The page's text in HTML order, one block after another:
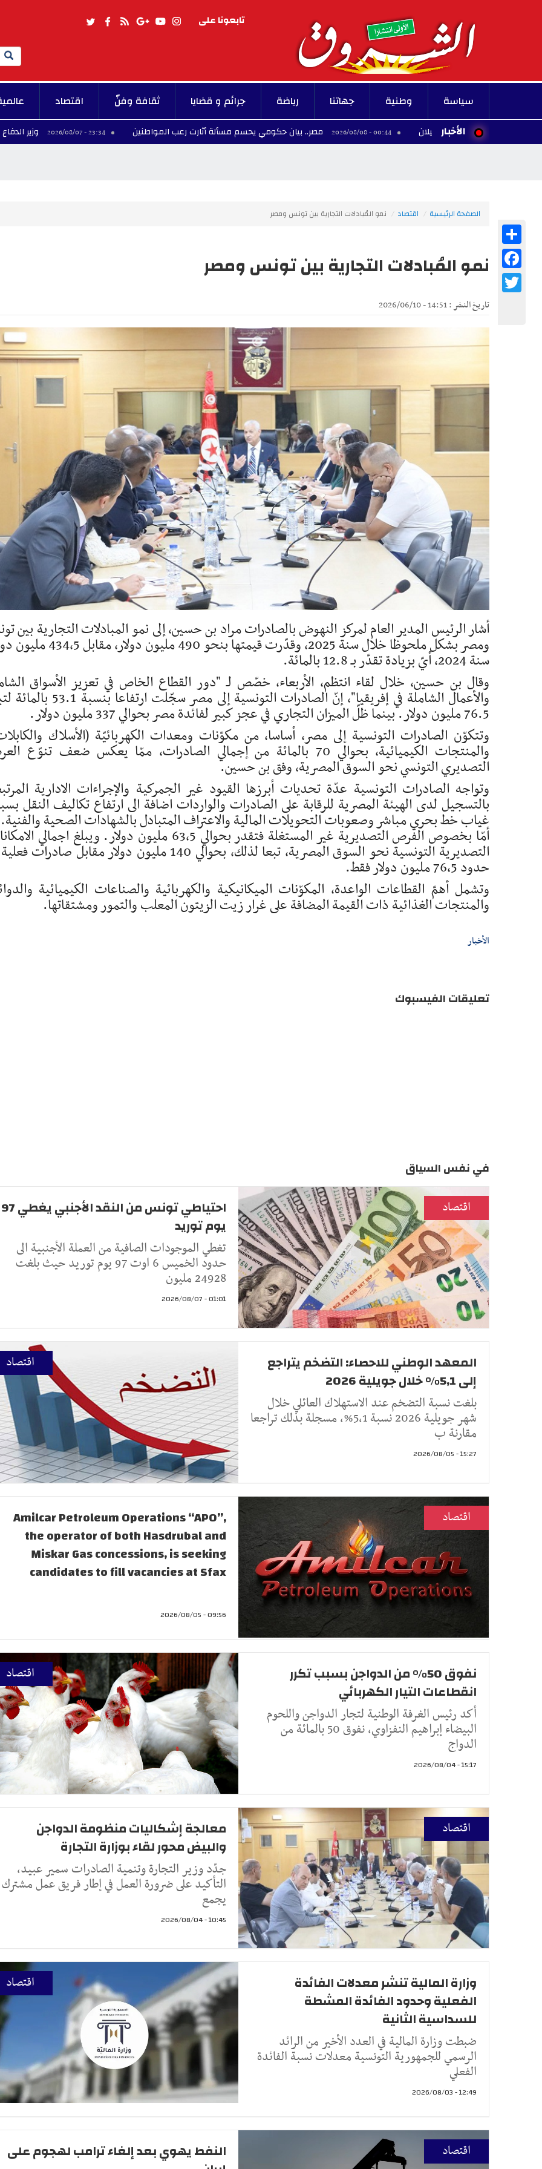
تابعونا على
Search
سياسة وطنية جهاتنا رياضة جرائم و قضايا ثقافة وفنّ اقتصاد
الأخبار
00:44 - 2026/08/08 مصر.. بيان حكومي يحسم مسألة أثارت رعب المواطنين 23:34 - 2026/08/07 وزير الدفاع يزور
الصفحة الرئيسية اقتصاد نمو المُبادلات التجارية بين تونس ومصر
نمو المُبادلات التجارية بين تونس ومصر
تاريخ النشر : 14:51 - 2026/06/10
أشار الرئيس المدير العام لمركز النهوض بالصادرات مراد بن حسين، إلى نمو المبادلات التجارية بين
ومصر بشكل ملحوظا خلال سنة 2025، وقدّرت قيمتها بنحو 490 مليون
سنة 2024، أيّ بزيادة تقدّر بـ 12.8 بالمائة.
وقال بن حسين، خلال لقاء انتظم، الأربعاء، خصّص لـ "دور القطاع الخاص في تعزيز الأسواق
والأعمال الشاملة في إفريقيا"، إنّ الصادرات التونسية إلى مصر سجّلت
76.5 مليون دولار. بينما ظلّ الميزان التجاري في عجز كبير لفائدة مصر بحوالي 337 مليون دولار.
وتتكوّن الصادرات التونسية إلى مصر، أساسا، من مكوّنات ومعدات الكهربائيّة (الأسلاك
والمنتجات الكيميائية، بحوالي 70 بالمائة من إجمالي الصادرات، ممّا يعكس ضعف تنوّع
التصديري التونسي نحو السوق المصرية، وفق بن حسين.
وتواجه الصادرات التونسية عدّة تحديات أبرزها القيود غير الجمركية والإجراءات الادارية
بالتسجيل لدى الهيئة المصرية للرقابة على الصادرات والواردات اضافة الى ارتفاع تكاليف النقل
غياب خط بحري مباشر وصعوبات التحويلات المالية والاعتراف المتبادل بالشهادات الصحية والفنية.
أمّا بخصوص الفرص التصديرية غير المستغلة فتقدر بحوالي 63،5 مليون دولار. ويبلغ اجمالي
التصديرية التونسية نحو السوق المصرية، تبعا لذلك، بحوالي 140 مليون دولار مقابل
حدود 76،5 مليون دولار فقط.
وتشمل أهمّ القطاعات الواعدة، المكوّنات الميكانيكية والكهربائية والصناعات الكيميائية
والمنتجات الغذائية ذات القيمة المضافة على غرار زيت الزيتون المعلب والتمور ومشتقاتها.
الأخبار
Facebook
Twitter
تعليقات الفيسبوك
في نفس السياق
اقتصاد
احتياطي تونس من النقد الأجنبي يغطي 97
يوم توريد
تغطي الموجودات الصافية من العملة الأجنبية الى
حدود الخميس 6 اوت 97 يوم توريد حيث بلغت
24928 مليون
01:01 - 2026/08/07
اقتصاد
المعهد الوطني للاحصاء: التضخم يتراجع
إلى 5,1% خلال جويلية 2026
بلغت نسبة التضخم عند الاستهلاك العائلي خلال
شهر جويلية 2026 نسبة 5,1%، مسجلة بذلك تراجعا
مقارنة ب
15:27 - 2026/08/05
اقتصاد
Amilcar Petroleum Operations “APO”,
the operator of both Hasdrubal and
Miskar Gas concessions, is seeking
candidates to fill vacancies at Sfax
09:56 - 2026/08/05
اقتصاد
نفوق 50% من الدواجن بسبب تكرر
انقطاعات التيار الكهربائي
أكد رئيس الغرفة الوطنية لتجار الدواجن واللحوم
البيضاء إبراهيم النفزاوي، نفوق 50 بالمائة من
الدواج
15:17 - 2026/08/04
اقتصاد
معالجة إشكاليات منظومة الدواجن
والبيض محور لقاء بوزارة التجارة
جدّد وزير التجارة وتنمية الصادرات سمير عبيد،
التأكيد على ضرورة العمل في إطار فريق عمل مشترك
يجمع
10:45 - 2026/08/04
اقتصاد
وزارة المالية تنشر معدلات الفائدة
الفعلية وحدود الفائدة المشطة
للسداسية الثانية
ضبطت وزارة المالية في العدد الأخير من الرائد
الرسمي للجمهورية التونسية معدلات نسبة الفائدة
الفعلي
12:49 - 2026/08/03
اقتصاد
النفط يهوي بعد إلغاء ترامب لهجوم على